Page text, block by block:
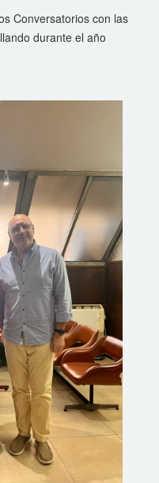
Conversatorios con las
durante el año